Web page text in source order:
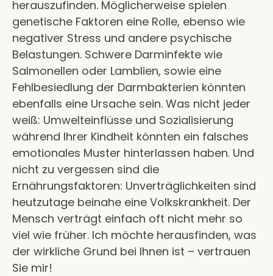
herauszufinden. Möglicherweise spielen
genetische Faktoren eine Rolle, ebenso wie
negativer Stress und andere psychische
Belastungen. Schwere Darminfekte wie
Salmonellen oder Lamblien, sowie eine
Fehlbesiedlung der Darmbakterien könnten
ebenfalls eine Ursache sein. Was nicht jeder
weiß: Umwelteinflüsse und Sozialisierung
während Ihrer Kindheit könnten ein falsches
emotionales Muster hinterlassen haben. Und
nicht zu vergessen sind die
Ernährungsfaktoren: Unverträglichkeiten sind
heutzutage beinahe eine Volkskrankheit. Der
Mensch verträgt einfach oft nicht mehr so
viel wie früher. Ich möchte herausfinden, was
der wirkliche Grund bei Ihnen ist – vertrauen
Sie mir!